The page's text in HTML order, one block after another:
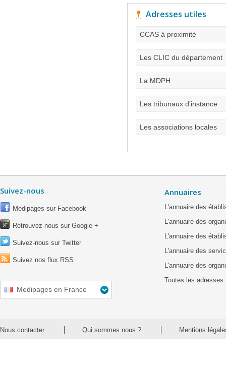
Adresses utiles
CCAS à proximité
Les CLIC du département
La MDPH
Les tribunaux d'instance
Les associations locales
Suivez-nous
Medipages sur Facebook
Retrouvez-nous sur Google +
Suivez-nous sur Twitter
Suivez nos flux RSS
Medipages en France
Annuaires
L'annuaire des
L'annuaire des
L'annuaire des
L'annuaire des
L'annuaire des
Toutes les adresses
Nous contacter Qui sommes nous ? Mentions